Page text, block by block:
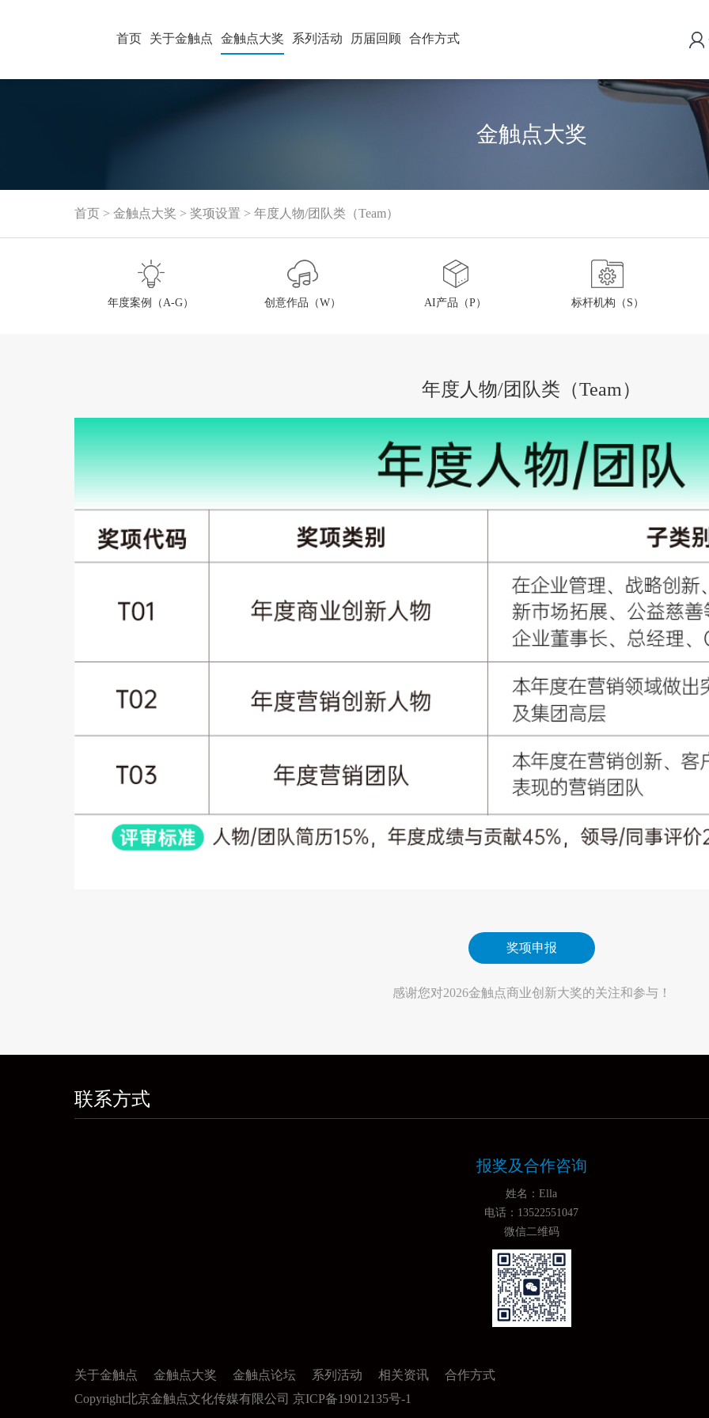
首页 关于金触点 金触点大奖 系列活动 历届回顾 合作方式
金触点大奖
首页 >金触点大奖 >奖项设置 >年度人物/团队类（Team）
年度案例（A-G） 创意作品（W） AI产品（P） 标杆机构（S）
年度人物/团队类（Team）
奖项申报
感谢您对2026金触点商业创新大奖的关注和参与！
联系方式
报奖及合作咨询
姓名：Ella
电话：13522551047
微信二维码
关于金触点 金触点大奖 金触点论坛 系列活动 相关资讯
合作方式
Copyright北京金触点文化传媒有限公司 京ICP备19012135号-1